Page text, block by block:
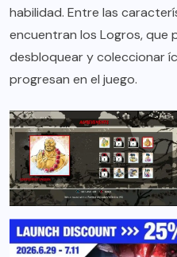
habilidad. Entre las
encuentran los Logros, que
desbloquear y coleccionar
progresan en el juego.